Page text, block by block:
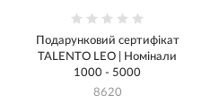
Подарунковий сертифікат
TALENTO LEO | Номінали
1000 - 5000
8620